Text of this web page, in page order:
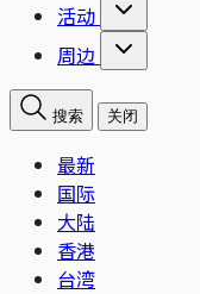
活动
周边
搜索 关闭
最新
国际
大陆
香港
台湾